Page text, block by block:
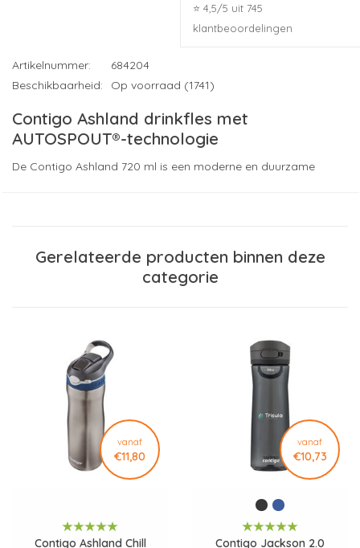
⭐ 4,5/5 uit 745
klantbeoordelingen
Artikelnummer:
684204
Beschikbaarheid:
Op voorraad (1741)
Contigo Ashland drinkfles met
AUTOSPOUT®-technologie
De Contigo Ashland 720 ml is een moderne en duurzame
kantoor, sport, onderweg en reizen.
deze beschermd tegen vuil en microben. De geïntegreerde
vergrendeling voorkomt dat de fles onbedoeld opent in een
tas of rugzak, waardoor de Contigo Ashland volledig lekvrij is.
De praktische karabijnhaak maakt het eenvoudig om de fles
aan een tas of rugzak te bevestigen. Het BPA-vrije Tritan™
neemt geen geuren of smaken op, zodat iedere drank fris blijft
smaken. Bovendien is de drinkfles vaatwasserbestendig,
waardoor schoonmaken snel en eenvoudig verloopt.
De buitenzijde is uitstekend geschikt voor een professionele
Gerelateerde producten binnen deze
categorie
vanaf
€11,80
Contigo Ashland Chill
vanaf
€10,73
Contigo Jackson 2.0